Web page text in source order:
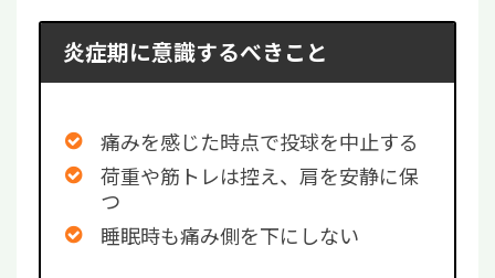
炎症期に意識するべきこと
痛みを感じた時点で投球を中止する
荷重や筋トレは控え、肩を安静に保
つ
睡眠時も痛み側を下にしない